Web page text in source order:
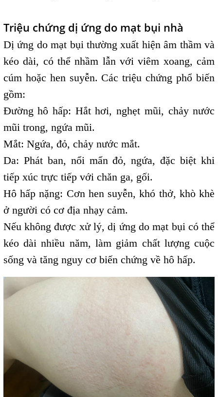
Triệu chứng dị ứng do mạt bụi nhà
Dị ứng do mạt bụi thường xuất hiện âm thầm và
kéo dài, có thể nhầm lẫn với viêm xoang, cảm
cúm hoặc hen suyễn. Các triệu chứng phổ biến
gồm:
Đường hô hấp: Hắt hơi, nghẹt mũi, chảy nước
mũi trong, ngứa mũi.
Mắt: Ngứa, đỏ, chảy nước mắt.
Da: Phát ban, nổi mẩn đỏ, ngứa, đặc biệt khi
tiếp xúc trực tiếp với chăn ga, gối.
Hô hấp nặng: Cơn hen suyễn, khó thở, khò khè
ở người có cơ địa nhạy cảm.
Nếu không được xử lý, dị ứng do mạt bụi có thể
kéo dài nhiều năm, làm giảm chất lượng cuộc
sống và tăng nguy cơ biến chứng về hô hấp.